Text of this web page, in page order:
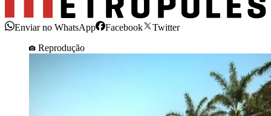
Enviar no WhatsApp Facebook
Twitter
Reprodução